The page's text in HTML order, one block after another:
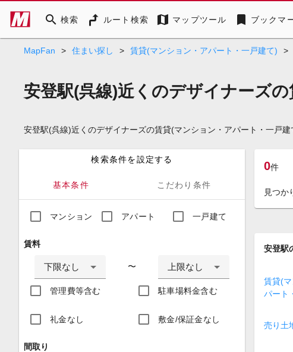
search 検索 ルート検索 map マップツール bookmark ブックマ
MapFan > 住まい探し > 賃貸(マンション・アパート・一戸建て) >
安登駅(呉線)近くのデザイナーズ
安登駅(呉線)近くのデザイナーズの賃貸(マンション・アパート・一戸
検索条件を設定する
基本条件 こだわり条件
マンション アパート 一戸建て
賃料
下限なし 〜 上限なし
管理費等含む 駐車場料金含む
礼金なし 敷金/保証金なし
間取り
0件
見つか
安登駅
賃貸(
パート
売り土